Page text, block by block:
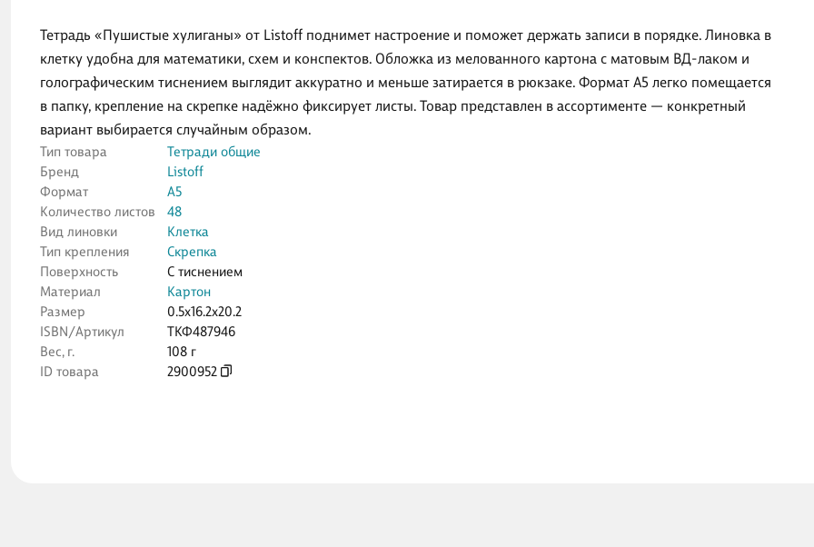
Тетрадь «Пушистые хулиганы» от Listoff поднимет настроение и поможет держать записи в порядке. Линовка в
клетку удобна для математики, схем и конспектов. Обложка из мелованного картона с матовым ВД-лаком и
голографическим тиснением выглядит аккуратно и меньше затирается в рюкзаке. Формат А5 легко помещается
в папку, крепление на скрепке надёжно фиксирует листы. Товар представлен в ассортименте — конкретный
вариант выбирается случайным образом.
Тип товара
Тетради общие
Бренд
Listoff
Формат
А5
Количество листов
48
Вид линовки
Клетка
Тип крепления
Скрепка
Поверхность
С тиснением
Материал
Картон
Размер
0.5x16.2x20.2
ISBN/Артикул
ТКФ487946
Вес, г.
108 г
ID товара
2900952